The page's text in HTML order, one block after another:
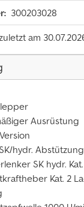
300203028
am
Ausrüstung
hydr. Abstützung
SK hydr.
Kat. 2